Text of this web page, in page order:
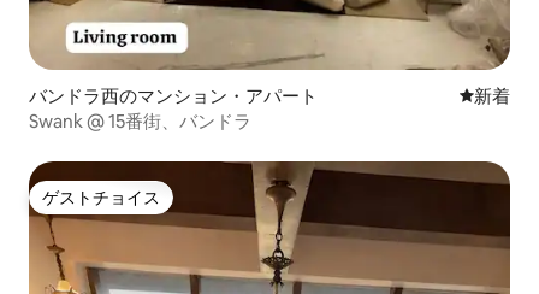
バンドラ西のマンション・アパート 新しい宿
新着
Swank @ 15番街、バンドラ
ゲストチョイス
ゲストチョイス